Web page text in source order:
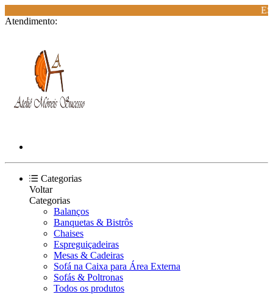
Atendimento:
Categorias
Voltar
Categorias
Balanços
Banquetas & Bistrôs
Chaises
Espreguiçadeiras
Mesas & Cadeiras
Sofá na Caixa para Área Externa
Sofás & Poltronas
Todos os produtos